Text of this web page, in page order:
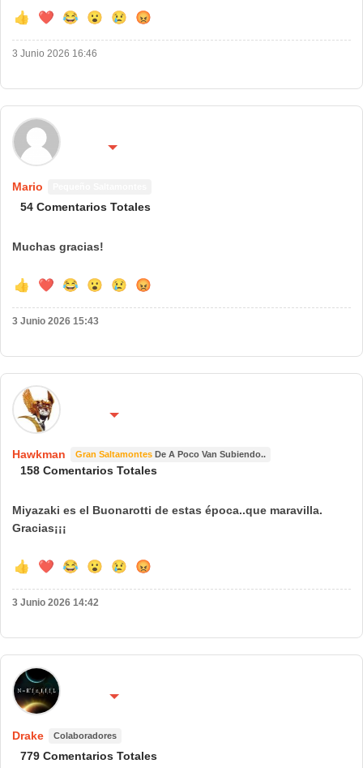
👍 ❤️ 😂 😮 😢 😡
3 Junio 2026 16:46
Mario
54 Comentarios Totales
Muchas gracias!
👍 ❤️ 😂 😮 😢 😡
3 Junio 2026 15:43
Hawkman Gran Saltamontes De A Poco Van Subiendo..
158 Comentarios Totales
Miyazaki es el Buonarotti de estas época..que maravilla.
Gracias¡¡¡
👍 ❤️ 😂 😮 😢 😡
3 Junio 2026 14:42
Drake Colaboradores
779 Comentarios Totales